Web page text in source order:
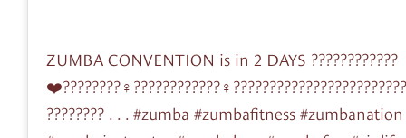
ZUMBA CONVENTION is in 2 DAYS ????????????
???????? . . . #zumba #zumbafitness